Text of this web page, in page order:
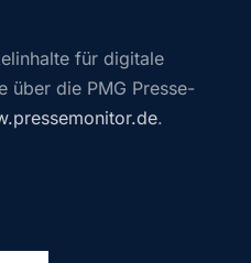
für digitale
über die PMG Presse-
.